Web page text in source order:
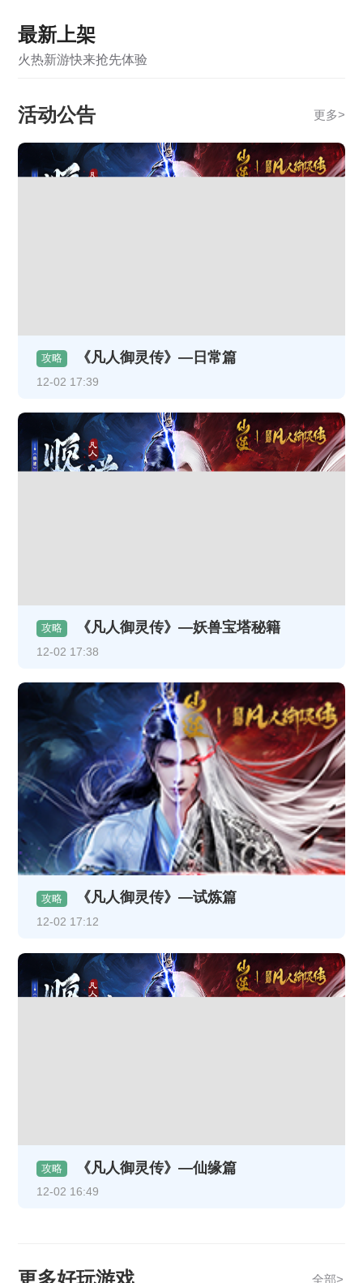
最新上架
火热新游快来抢先体验
活动公告 更多>
攻略 《凡人御灵传》—日常篇
12-02 17:39
攻略 《凡人御灵传》—妖兽宝塔秘籍
12-02 17:38
攻略 《凡人御灵传》—试炼篇
12-02 17:12
攻略 《凡人御灵传》—仙缘篇
12-02 16:49
全部>